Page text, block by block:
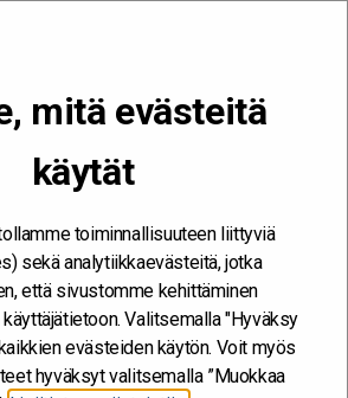
mitä evästeitä
käytät
toiminnallisuuteen liittyviä
sekä analytiikkaevästeitä, jotka
että sivustomme kehittäminen
Valitsemalla "Hyväksy
evästeiden käytön. Voit myös
hyväksyt valitsemalla ”Muokkaa
ajankohtaiset Valtiolla.fi -sisällöt
-sisällöt